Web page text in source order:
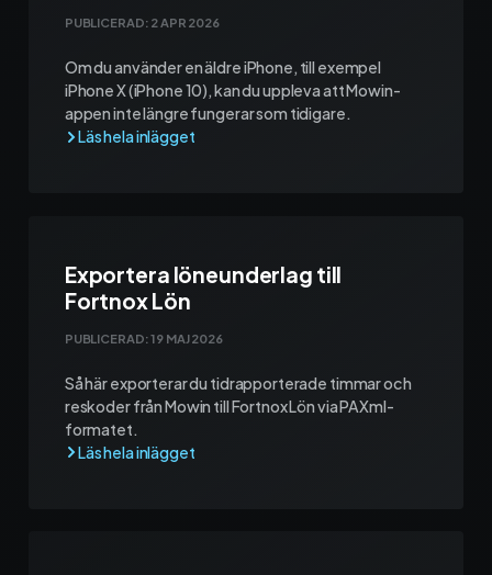
Telefon: 0300-120 11
Mån - Fre 8:00 - 16:00
E-post:info@mowin.se
PUBLICERAD: 2 APR 2026
Om du använder en äldre iPhone, till exempel
iPhone X (iPhone 10), kan du uppleva att Mowin-
appen inte längre fungerar som tidigare.
Exportera löneunderlag till
Fortnox Lön
PUBLICERAD:19 MAJ 2026
Så här exporterar du tidrapporterade timmar och
reskoder från Mowin till Fortnox Lön via PAXml-
formatet.